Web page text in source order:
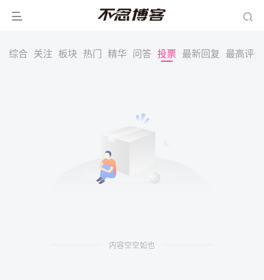
综合 关注 板块 热门 精华 问答 投票 最新回复 最高评分
内容空空如也